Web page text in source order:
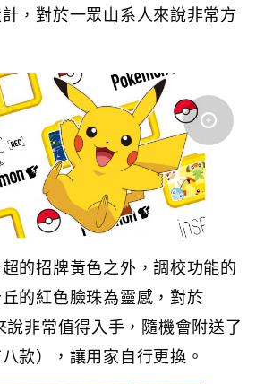
，對於一眾山系人來說非常方
的招牌黃色之外，調校功能的
的紅色臉珠為靈感，對於
非常值得入手，隨機會附送了
款），讓用家自行更換。